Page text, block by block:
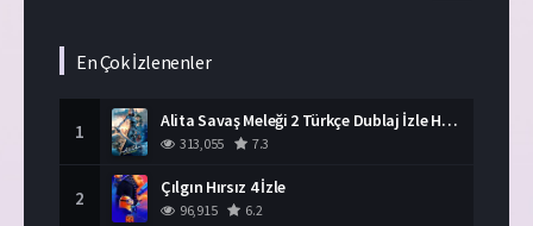
En Çok İzlenenler
1 Alita Savaş Meleği 2 Türkçe Dublaj İzle HD Film
313,055 7.3
2 Çılgın Hırsız 4 İzle
96,915 6.2